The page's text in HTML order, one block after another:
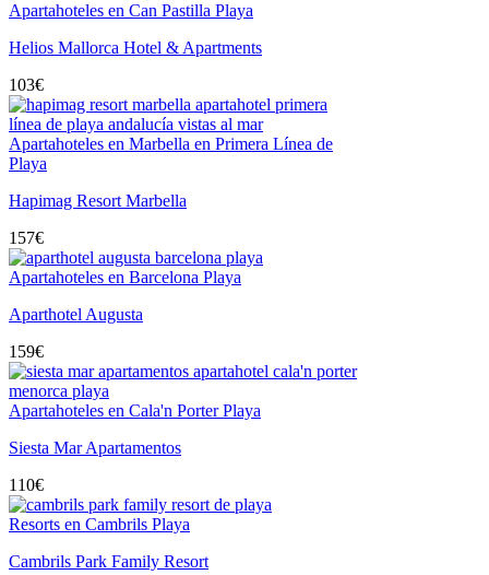
Apartahoteles en Can Pastilla Playa
Helios Mallorca Hotel & Apartments
103€
Apartahoteles en Marbella en Primera Línea de
Playa
Hapimag Resort Marbella
157€
Apartahoteles en Barcelona Playa
Aparthotel Augusta
159€
Apartahoteles en Cala'n Porter Playa
Siesta Mar Apartamentos
110€
Resorts en Cambrils Playa
Cambrils Park Family Resort